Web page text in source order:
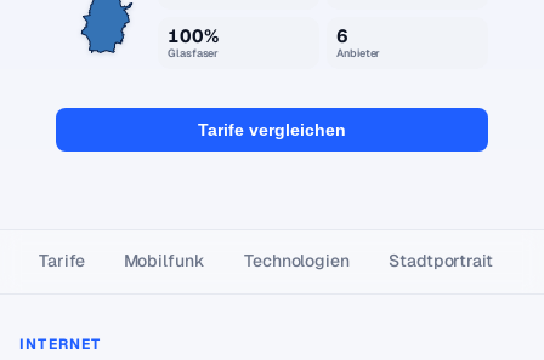
100%
Glasfaser
6
Anbieter
Tarife vergleichen
Tarife Mobilfunk Technologien Stadtportrait
INTERNET